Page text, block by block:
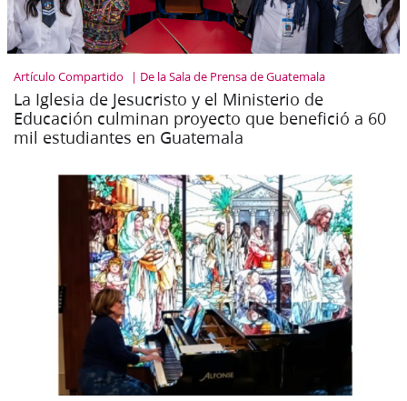
Artículo Compartido De la Sala de Prensa de Guatemala
La Iglesia de Jesucristo y el Ministerio de
Educación culminan proyecto que benefició a 60
mil estudiantes en Guatemala